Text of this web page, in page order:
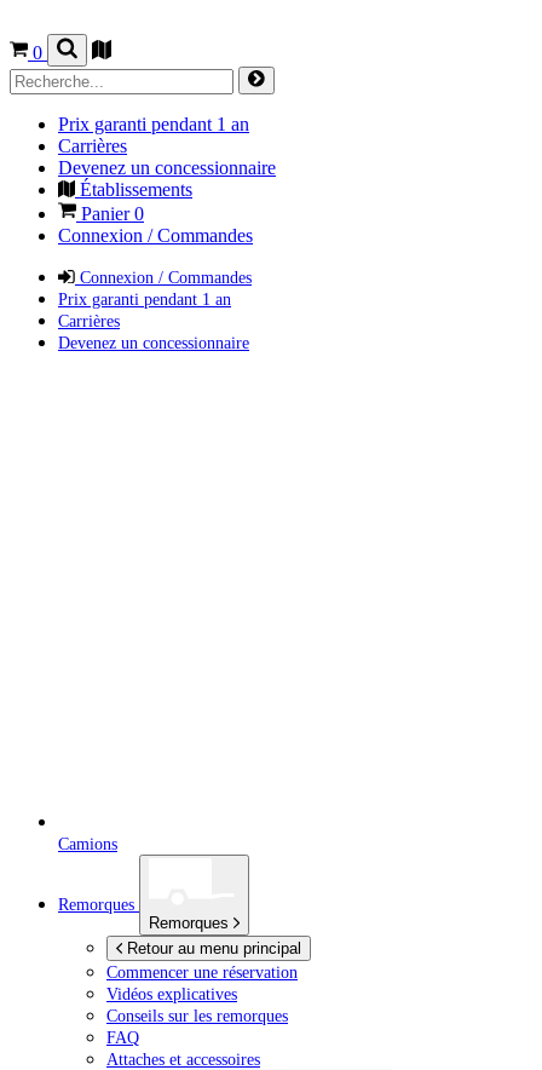
0
Prix garanti pendant 1 an
Carrières
Devenez un concessionnaire
Établissements
Panier0
Connexion / Commandes
Connexion / Commandes
Prix garanti pendant 1 an
Carrières
Devenez un concessionnaire
Camions
Remorques
Remorques
Retour au menu principal
Commencer une réservation
Vidéos explicatives
Conseils sur les remorques
FAQ
Attaches et accessoires